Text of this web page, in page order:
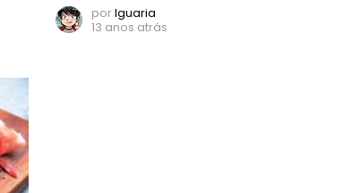
porIguaria
13 anos atrás